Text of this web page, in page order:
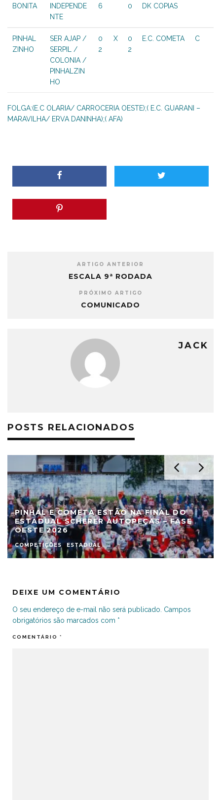
BONITA
INDEPENDE
NTE
6
0
DK COPIAS
PINHAL
ZINHO
SER AJAP /
SERPIL /
COLONIA /
PINHALZIN
HO
0
2
X
0
2
E.C. COMETA C
FOLGA:(E.C OLARIA/ CARROCERIA OESTE);( E.C. GUARANI –
MARAVILHA/ ERVA DANINHA);( AFA)
ARTIGO ANTERIOR
ESCALA 9ª RODADA
PRÓXIMO ARTIGO
COMUNICADO
JACK
POSTS RELACIONADOS
PINHAL E COMETA ESTÃO NA FINAL DO
ESTADUAL SCHERER AUTOPEÇAS – FASE
OESTE 2026
COMPETIÇÕES ESTADUAL
DEIXE UM COMENTÁRIO
O seu endereço de e-mail não será publicado. Campos
obrigatórios são marcados com *
COMENTÁRIO *